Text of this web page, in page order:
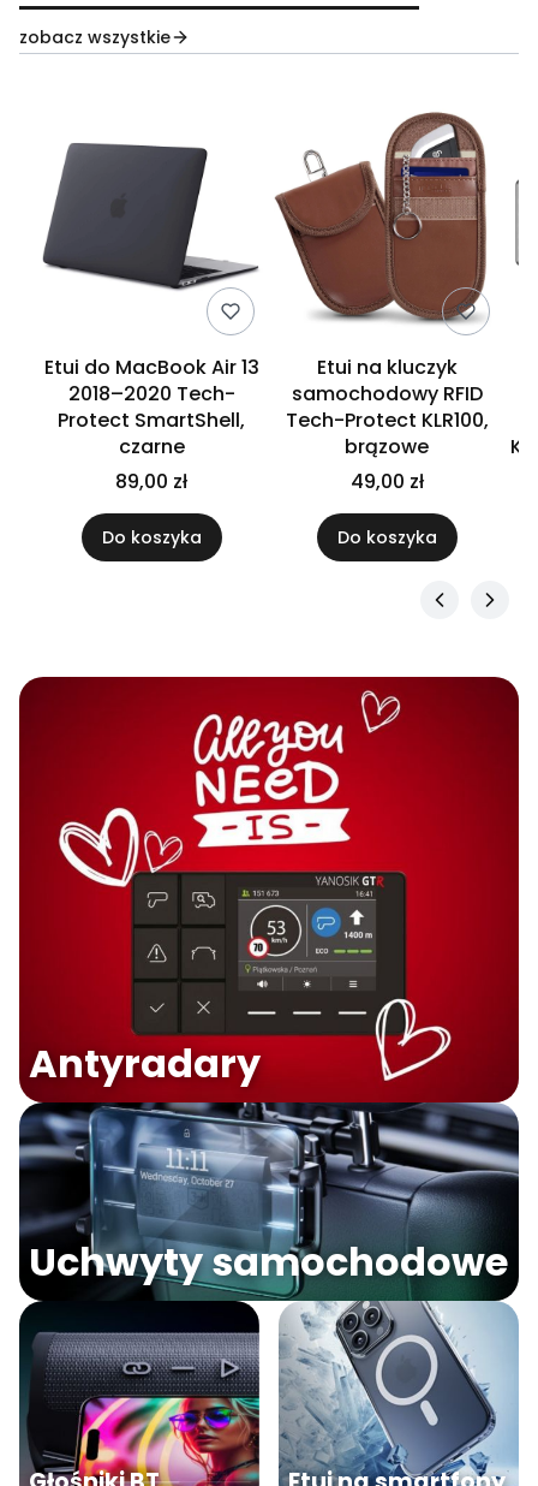
zobacz wszystkie
Etui do MacBook Air 13
2018–2020 Tech-
Protect SmartShell,
czarne
89,00 zł
Do koszyka
Etui na kluczyk
samochodowy RFID
Tech-Protect KLR100,
brązowe
49,00 zł
Do koszyka
Antyradary
Uchwyty samochodowe